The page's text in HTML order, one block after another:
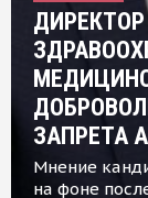
ЗАПРЕТА
Мнение
на фоне